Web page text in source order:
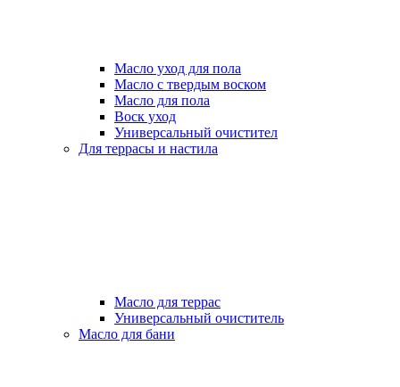
Масло уход для пола
Масло с твердым воском
Масло для пола
Воск уход
Универсальный очистител
Для террасы и настила
Масло для террас
Универсальный очиститель
Масло для бани